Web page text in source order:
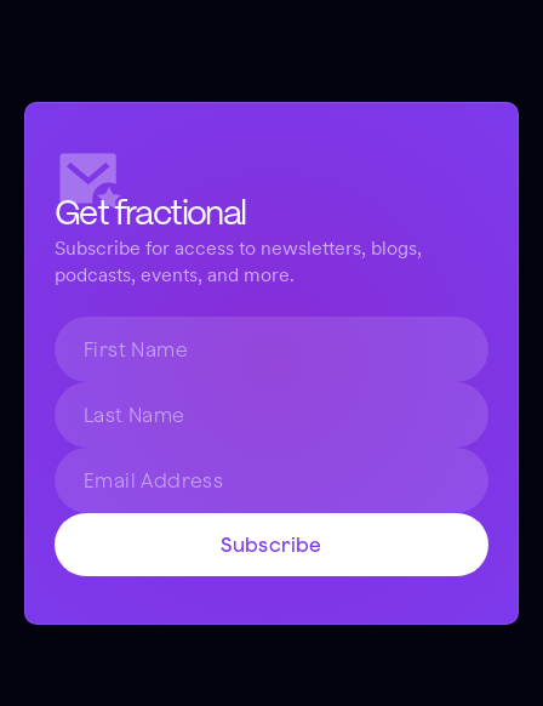
Get fractional
Subscribe for access to newsletters, blogs,
podcasts, events, and more.